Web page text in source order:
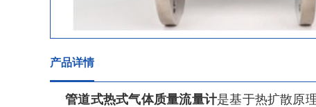
产品详情
管道式热式气体质量流量计是基于热扩散原